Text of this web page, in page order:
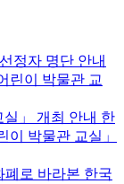
정자 명단 안내
린이 박물관 교
」 개최 안내 한
이 박물관 교실」
폐로 바라본 한국